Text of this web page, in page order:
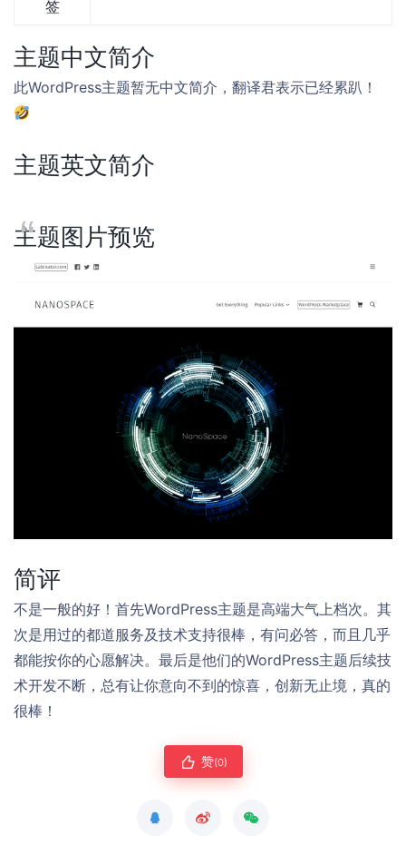
签
主题中文简介
此WordPress主题暂无中文简介，翻译君表示已经累趴！
主题英文简介
主题图片预览
简评
不是一般的好！首先WordPress主题是高端大气上档次。其
次是用过的都道服务及技术支持很棒，有问必答，而且几乎
都能按你的心愿解决。最后是他们的WordPress主题后续技
术开发不断，总有让你意向不到的惊喜，创新无止境，真的
很棒！
赞(0)